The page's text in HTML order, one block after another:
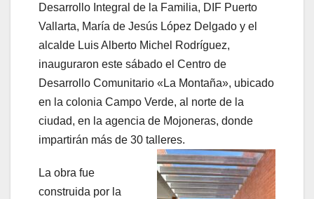
Desarrollo Integral de la Familia, DIF Puerto
Vallarta, María de Jesús López Delgado y el
alcalde Luis Alberto Michel Rodríguez,
inauguraron este sábado el Centro de
Desarrollo Comunitario «La Montaña», ubicado
en la colonia Campo Verde, al norte de la
ciudad, en la agencia de Mojoneras, donde
impartirán más de 30 talleres.
La obra fue
construida por la